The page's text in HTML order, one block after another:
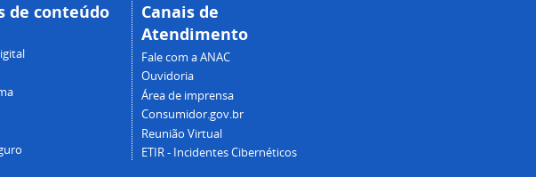
de conteúdo
Canais de
Atendimento
Fale com a ANAC
Ouvidoria
Área de imprensa
Consumidor.gov.br
Reunião Virtual
ETIR - Incidentes Cibernéticos